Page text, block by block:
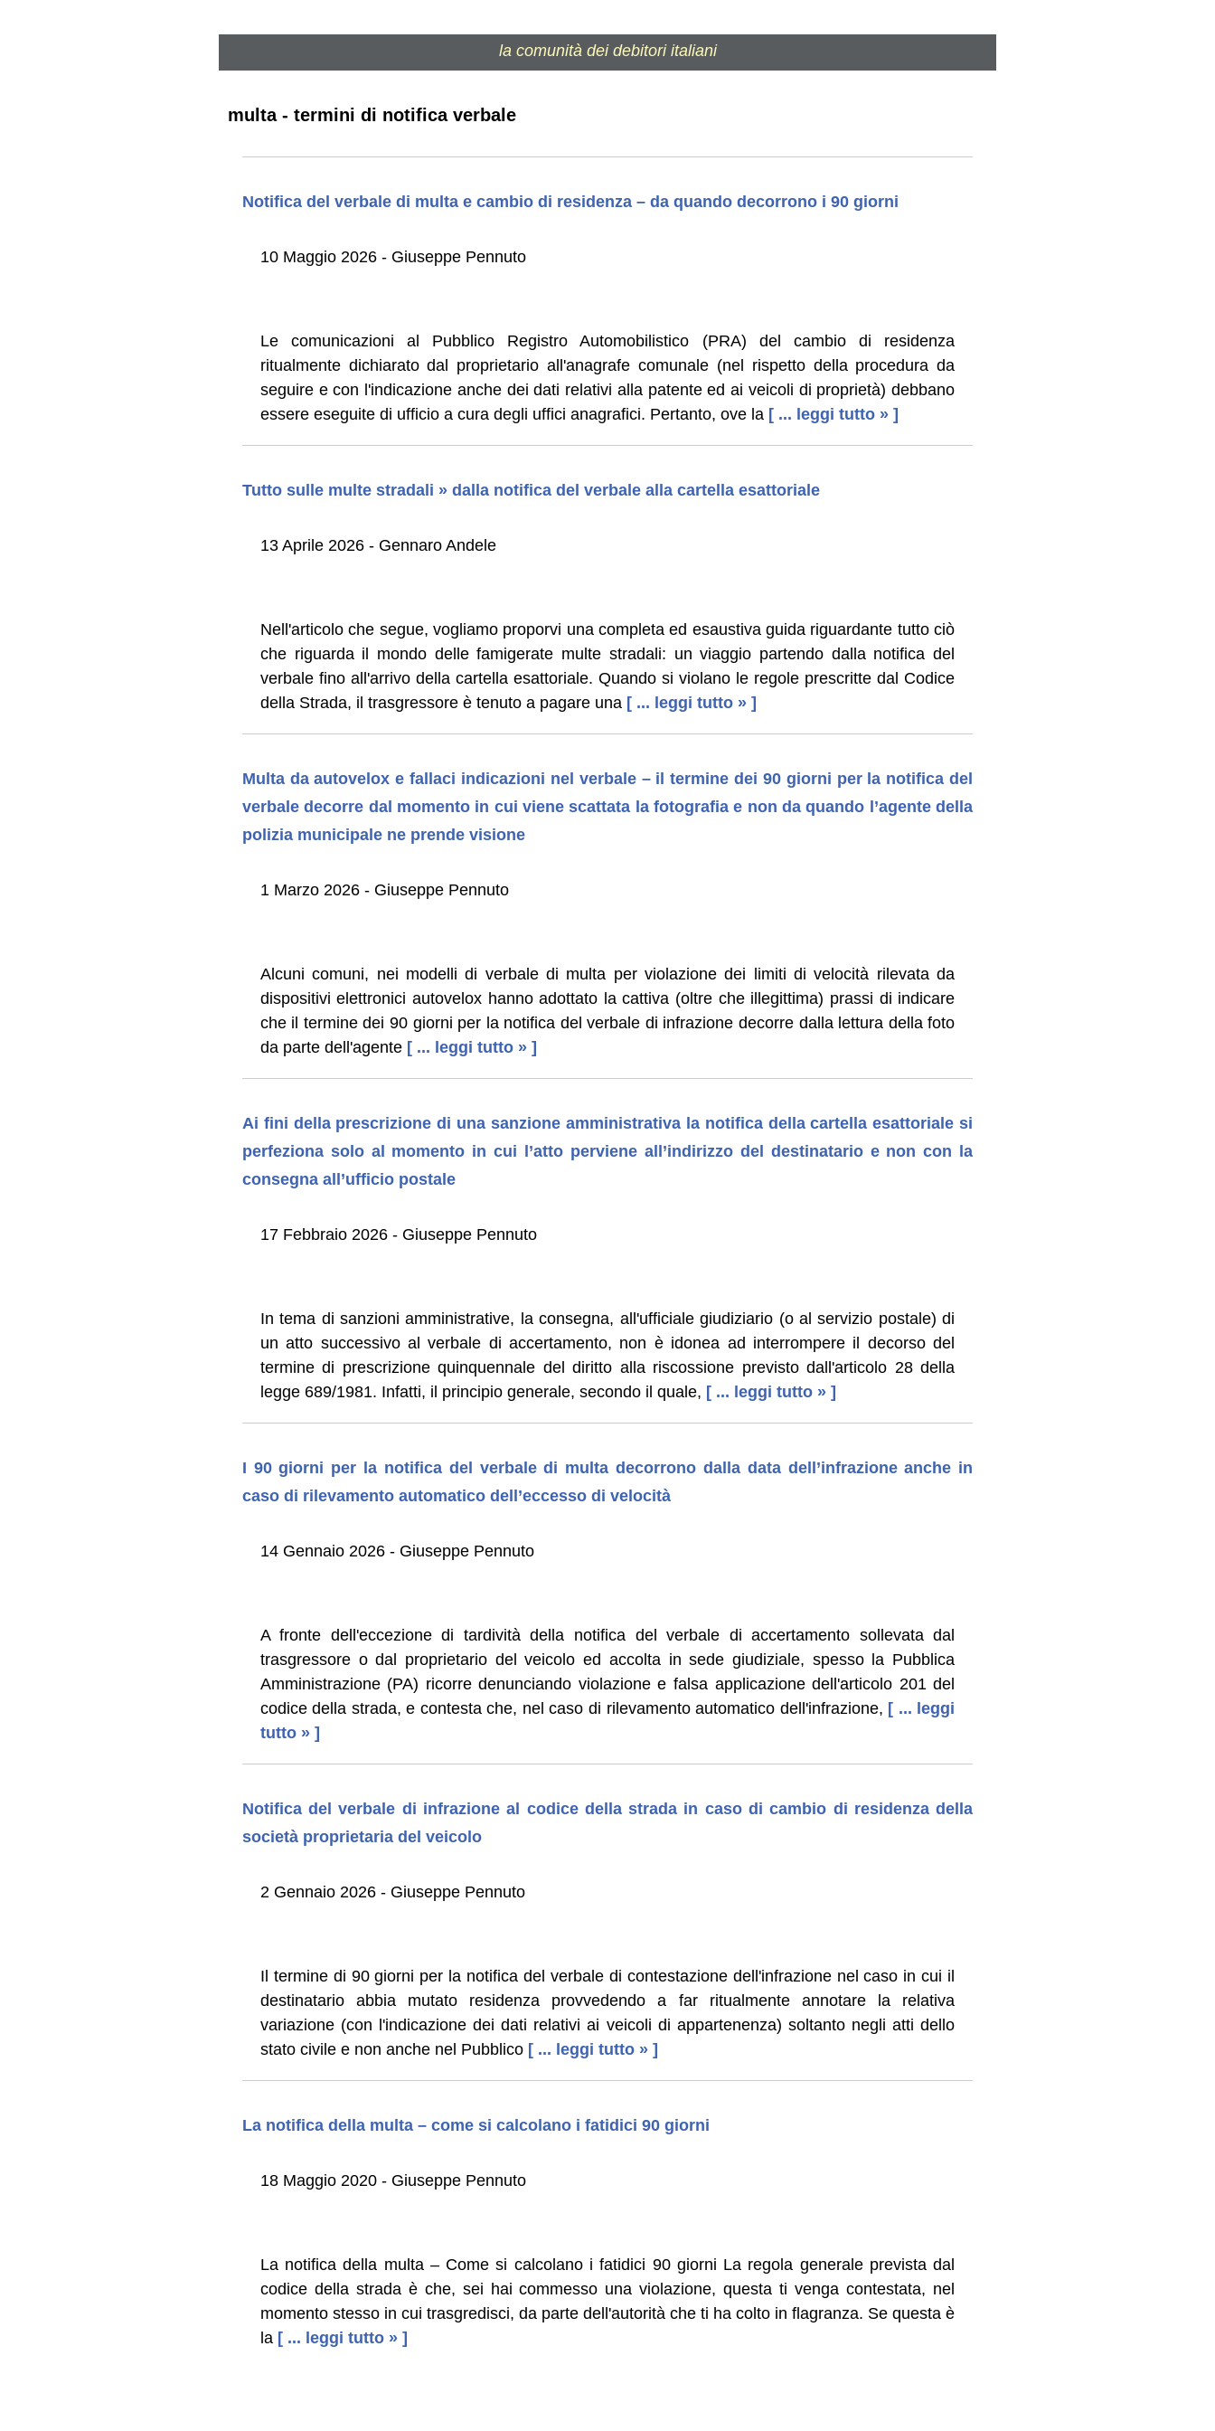
la comunità dei debitori italiani
multa - termini di notifica verbale
Notifica del verbale di multa e cambio di residenza – da quando decorrono i 90 giorni
10 Maggio 2026 - Giuseppe Pennuto
Le comunicazioni al Pubblico Registro Automobilistico (PRA) del cambio di residenza
ritualmente dichiarato dal proprietario all'anagrafe comunale (nel rispetto della procedura da
seguire e con l'indicazione anche dei dati relativi alla patente ed ai veicoli di proprietà) debbano
essere eseguite di ufficio a cura degli uffici anagrafici. Pertanto, ove la [ ... leggi tutto » ]
Tutto sulle multe stradali » dalla notifica del verbale alla cartella esattoriale
13 Aprile 2026 - Gennaro Andele
Nell'articolo che segue, vogliamo proporvi una completa ed esaustiva guida riguardante tutto ciò
che riguarda il mondo delle famigerate multe stradali: un viaggio partendo dalla notifica del
verbale fino all'arrivo della cartella esattoriale. Quando si violano le regole prescritte dal Codice
della Strada, il trasgressore è tenuto a pagare una [ ... leggi tutto » ]
Multa da autovelox e fallaci indicazioni nel verbale – il termine dei 90 giorni per la notifica del
verbale decorre dal momento in cui viene scattata la fotografia e non da quando l’agente della
polizia municipale ne prende visione
1 Marzo 2026 - Giuseppe Pennuto
Alcuni comuni, nei modelli di verbale di multa per violazione dei limiti di velocità rilevata da
dispositivi elettronici autovelox hanno adottato la cattiva (oltre che illegittima) prassi di indicare
che il termine dei 90 giorni per la notifica del verbale di infrazione decorre dalla lettura della foto
da parte dell'agente [ ... leggi tutto » ]
Ai fini della prescrizione di una sanzione amministrativa la notifica della cartella esattoriale si
perfeziona solo al momento in cui l’atto perviene all’indirizzo del destinatario e non con la
consegna all’ufficio postale
17 Febbraio 2026 - Giuseppe Pennuto
In tema di sanzioni amministrative, la consegna, all'ufficiale giudiziario (o al servizio postale) di
un atto successivo al verbale di accertamento, non è idonea ad interrompere il decorso del
termine di prescrizione quinquennale del diritto alla riscossione previsto dall'articolo 28 della
legge 689/1981. Infatti, il principio generale, secondo il quale, [ ... leggi tutto » ]
I 90 giorni per la notifica del verbale di multa decorrono dalla data dell’infrazione anche in
caso di rilevamento automatico dell’eccesso di velocità
14 Gennaio 2026 - Giuseppe Pennuto
A fronte dell'eccezione di tardività della notifica del verbale di accertamento sollevata dal
trasgressore o dal proprietario del veicolo ed accolta in sede giudiziale, spesso la Pubblica
Amministrazione (PA) ricorre denunciando violazione e falsa applicazione dell'articolo 201 del
codice della strada, e contesta che, nel caso di rilevamento automatico dell'infrazione, [ ... leggi
tutto » ]
Notifica del verbale di infrazione al codice della strada in caso di cambio di residenza della
società proprietaria del veicolo
2 Gennaio 2026 - Giuseppe Pennuto
Il termine di 90 giorni per la notifica del verbale di contestazione dell'infrazione nel caso in cui il
destinatario abbia mutato residenza provvedendo a far ritualmente annotare la relativa
variazione (con l'indicazione dei dati relativi ai veicoli di appartenenza) soltanto negli atti dello
stato civile e non anche nel Pubblico [ ... leggi tutto » ]
La notifica della multa – come si calcolano i fatidici 90 giorni
18 Maggio 2020 - Giuseppe Pennuto
La notifica della multa – Come si calcolano i fatidici 90 giorni La regola generale prevista dal
codice della strada è che, sei hai commesso una violazione, questa ti venga contestata, nel
momento stesso in cui trasgredisci, da parte dell'autorità che ti ha colto in flagranza. Se questa è
la [ ... leggi tutto » ]